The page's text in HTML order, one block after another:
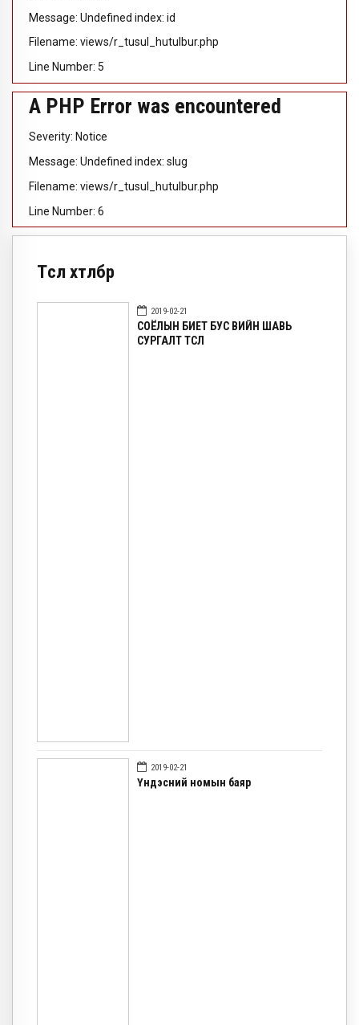
Message: Undefined index: id
Filename: views/r_tusul_hutulbur.php
Line Number: 5
A PHP Error was encountered
Severity: Notice
Message: Undefined index: slug
Filename: views/r_tusul_hutulbur.php
Line Number: 6
Төсөл хөтөлбөр
2019-02-21
СОЁЛЫН БИЕТ БУС ӨВИЙН ШАВЬ
СУРГАЛТ ТӨСӨЛ
2019-02-21
Үндэсний номын баяр